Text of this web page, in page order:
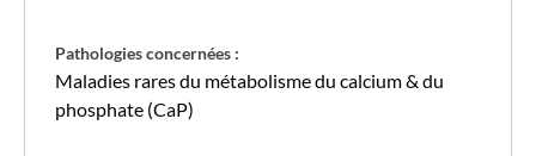
Pathologies concernées :
Maladies rares du métabolisme du calcium & du
phosphate (CaP)